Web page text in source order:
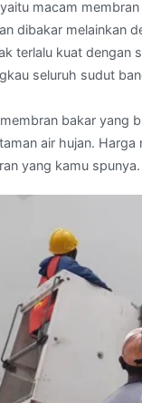
macam
dibakar melainkan
terlalu kuat dengan
seluruh sudut
bakar yang
air hujan.
yang kamu spunya.